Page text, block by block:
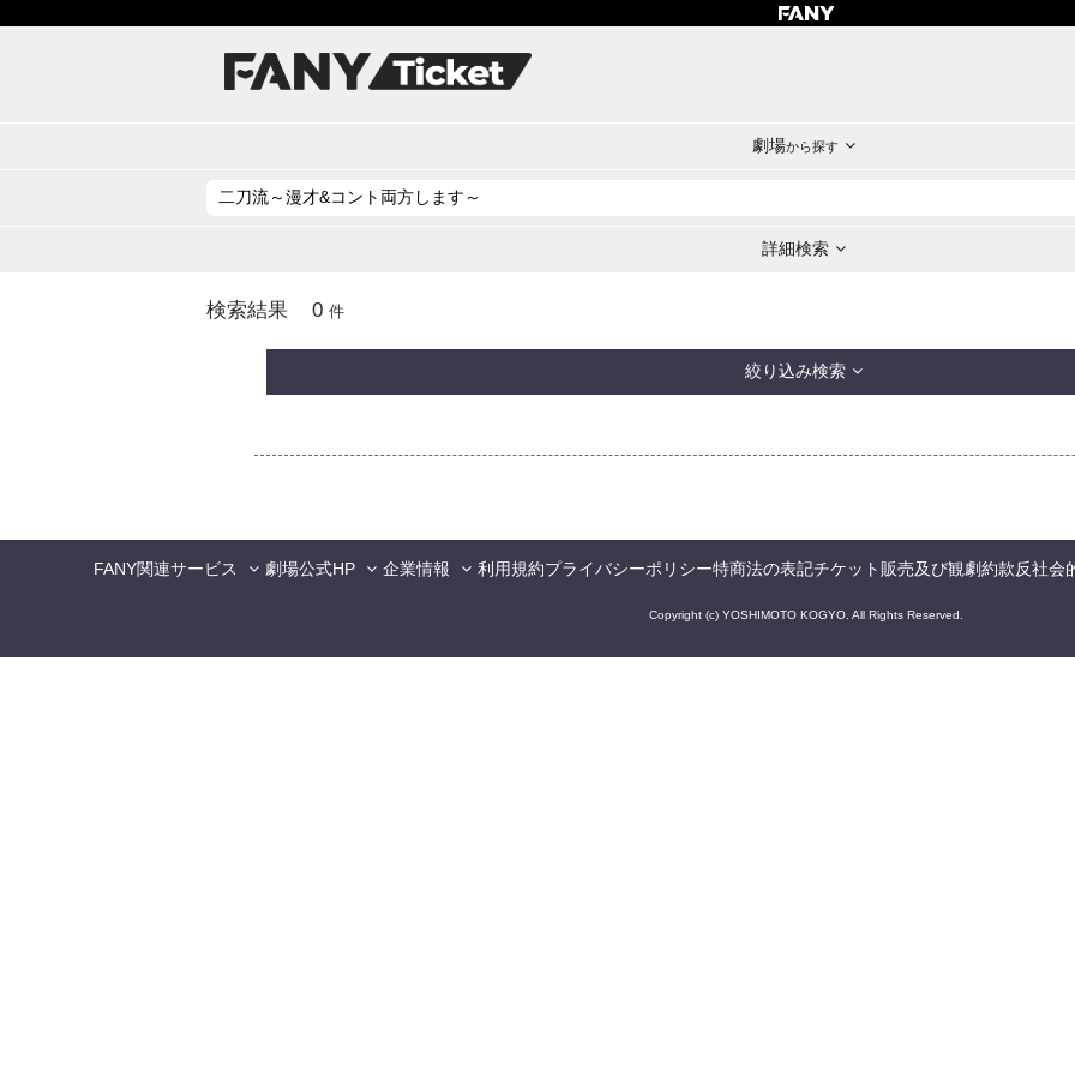
劇場から探す
詳細検索
検索結果 0 件
絞り込み検索
FANY関連サービス 劇場公式HP 企業情報 利用規約プライバシーポリシー特商法の表記チケット販売及び観劇約款反社会
Copyright (c) YOSHIMOTO KOGYO. All Rights Reserved.